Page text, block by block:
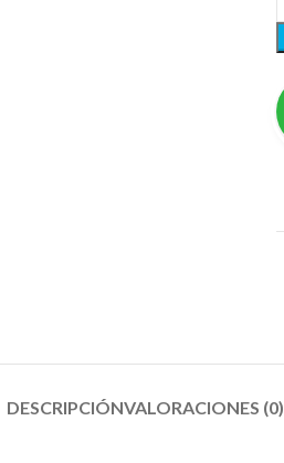
DESCRIPCIÓNVALORACIONES (0)